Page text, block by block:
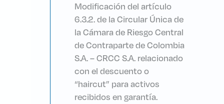
Modificación del artículo
6.3.2. de la Circular Única de
la Cámara de Riesgo Central
de Contraparte de Colombia
S.A. – CRCC S.A. relacionado
con el descuento o
“haircut” para activos
recibidos en garantía.